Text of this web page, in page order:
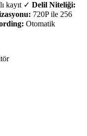
kayıt ✓ Delil Niteliği:
720P ile 256
Otomatik